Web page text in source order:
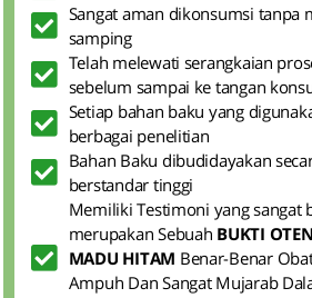
Sangat aman dikonsumsi tanpa
samping
Telah melewati serangkaian
sebelum sampai ke tangan
Setiap bahan baku yang
berbagai penelitian
Bahan Baku dibudidayakan
berstandar tinggi
Memiliki Testimoni yang sangat
merupakan Sebuah BUKTI
MADU HITAM Benar-Benar
Ampuh Dan Sangat Mujarab